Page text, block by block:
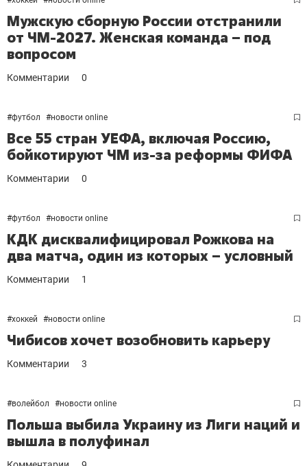
Мужскую сборную России отстранили
от ЧМ-2027. Женская команда – под
вопросом
Комментарии 0
#футбол #новости online
Все 55 стран УЕФА, включая Россию,
бойкотируют ЧМ из-за реформы ФИФА
Комментарии 0
#футбол #новости online
КДК дисквалифицировал Рожкова на
два матча, один из которых – условный
Комментарии 1
#хоккей #новости online
Чибисов хочет возобновить карьеру
Комментарии 3
#волейбол #новости online
Польша выбила Украину из Лиги наций и
вышла в полуфинал